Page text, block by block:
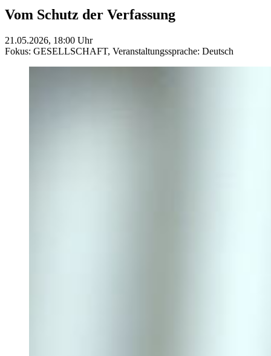
Vom Schutz der Verfassung
21.05.2026, 18:00 Uhr
Fokus: GESELLSCHAFT, Veranstaltungssprache: Deutsch